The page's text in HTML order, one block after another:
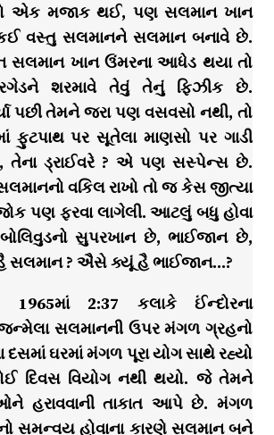
એક મજાક થઈ, પણ સલમાન ખાન
વસ્તુ સલમાનને સલમાન બનાવે છે.
ખાન ઉંમરના આધેડ થયા તો
શરમાવે તેવું તેનું ફિઝીક છે.
પછી તેમને જરા પણ વસવસો નથી, તો
ફુટપાથ પર સૂતેલા માણસો પર ગાડી
તેના ડ્રાઈવરે ? એ પણ સસ્પેન્સ છે.
વકિલ રાખો તો જ કેસ જીત્યા
પણ ફરવા લાગેલી. આટલું બધુ હોવા
સુપરખાન છે, ભાઈજાન છે,
? ઐસે ક્યૂં હૈ ભાઈજાન…?
1965માં 2:37 કલાકે ઈંન્દોરના
સલમાનની ઉપર મંગળ ગ્રહનો
ઘરમાં મંગળ પૂરા યોગ સાથે રહ્યો
દિવસ વિયોગ નથી થયો. જે તેમને
હરાવવાની તાકાત આપે છે. મંગળ
સમન્વય હોવાના કારણે સલમાન બને